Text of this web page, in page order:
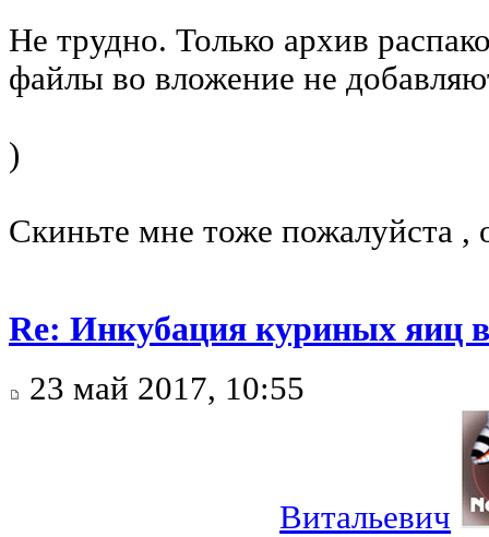
Не трудно. Только архив
файлы во вложение не
)
Скиньте мне тоже пожалуйста ,
Re: Инкубация куриных яиц
23 май 2017, 10:55
Витальевич